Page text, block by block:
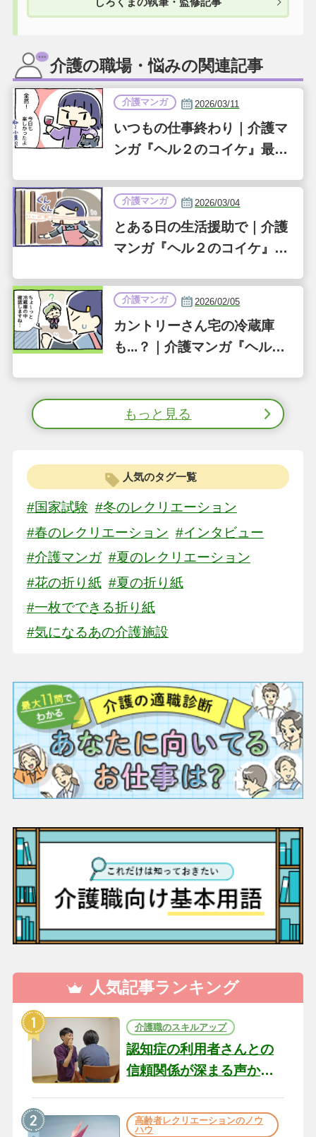
介護の職場・悩みの関連記事
介護マンガ 2026/03/11
いつもの仕事終わり｜介護マ
ンガ『ヘル２のコイケ』最終
介護マンガ 2026/03/04
とある日の生活援助で｜介護
マンガ『ヘル２のコイケ』第
介護マンガ 2026/02/05
カントリーさん宅の冷蔵庫
も...？｜介護マンガ『ヘル２
もっと見る
人気のタグ一覧
#国家試験 #冬のレクリエーション
#春のレクリエーション #インタビュー
#介護マンガ #夏のレクリエーション
#花の折り紙 #夏の折り紙
#一枚でできる折り紙
#気になるあの介護施設
人気記事ランキング
介護職のスキルアップ
認知症の利用者さんとの
信頼関係が深まる声かけ
の現場から（22）
高齢者レクリエーションのノウ
ハウ